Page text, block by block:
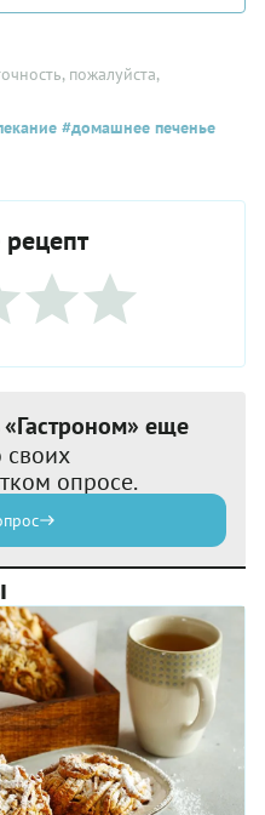
пожалуйста,
#домашнее печенье
еще
своих
опросе.